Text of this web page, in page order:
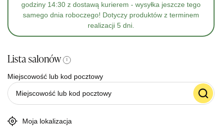
godziny 14:30 z dostawą kurierem - wysyłka jeszcze tego
samego dnia roboczego! Dotyczy produktów z terminem
realizacji 5 dni.
Lista salonów i
Miejscowość lub kod pocztowy
Moja lokalizacja